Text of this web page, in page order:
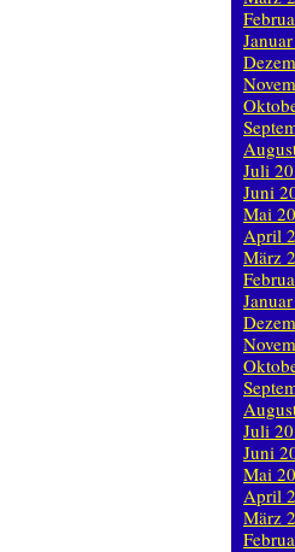
Juli
Juni
Mai
April
März
Juli
Juni
Mai
April
März